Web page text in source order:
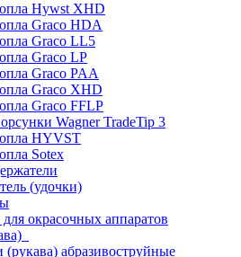
Hywst XHD
Graco HDA
Graco LL5
Graco LP
Graco PAA
Graco XHD
Graco FFLP
Wagner TradeTip 3
HYVST
Sotex
(удочки)
окрасочных аппаратов
абразивоструйные